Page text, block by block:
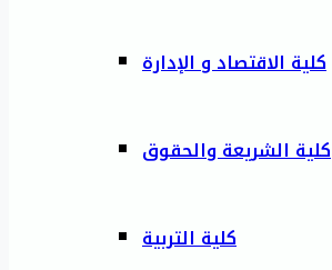
كلية الاقتصاد و الإدارة
كلية الشريعة والحقوق
كلية التربية